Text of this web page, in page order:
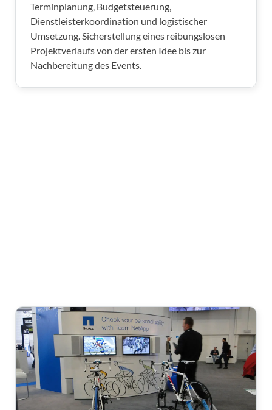
Terminplanung, Budgetsteuerung,
Dienstleisterkoordination und logistischer
Umsetzung. Sicherstellung eines reibungslosen
Projektverlaufs von der ersten Idee bis zur
Nachbereitung des Events.